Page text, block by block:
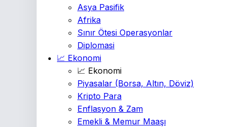
Asya Pasifik
Afrika
Sınır Ötesi Operasyonlar
Diplomasi
📈 Ekonomi
📈 Ekonomi
Piyasalar (Borsa, Altın, Döviz)
Kripto Para
Enflasyon & Zam
Emekli & Memur Maaşı